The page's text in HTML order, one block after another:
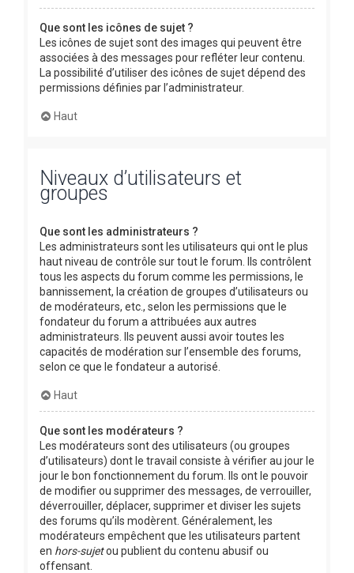
Que sont les icônes de sujet ?
Les icônes de sujet sont des images qui peuvent être
associées à des messages pour refléter leur contenu.
La possibilité d’utiliser des icônes de sujet dépend des
permissions définies par l’administrateur.
Haut
Niveaux d’utilisateurs et
groupes
Que sont les administrateurs ?
Les administrateurs sont les utilisateurs qui ont le plus
haut niveau de contrôle sur tout le forum. Ils contrôlent
tous les aspects du forum comme les permissions, le
bannissement, la création de groupes d’utilisateurs ou
de modérateurs, etc., selon les permissions que le
fondateur du forum a attribuées aux autres
administrateurs. Ils peuvent aussi avoir toutes les
capacités de modération sur l’ensemble des forums,
selon ce que le fondateur a autorisé.
Haut
Que sont les modérateurs ?
Les modérateurs sont des utilisateurs (ou groupes
d’utilisateurs) dont le travail consiste à vérifier au jour le
jour le bon fonctionnement du forum. Ils ont le pouvoir
de modifier ou supprimer des messages, de verrouiller,
déverrouiller, déplacer, supprimer et diviser les sujets
des forums qu’ils modèrent. Généralement, les
modérateurs empêchent que les utilisateurs partent
en hors-sujetou publient du contenu abusif ou
offensant.